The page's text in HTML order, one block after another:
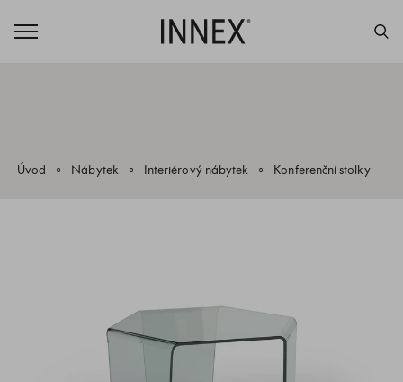
Úvod Nábytek Interiérový nábytek Konferenční stolky